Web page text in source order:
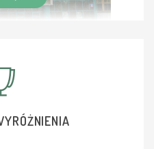
(PTGO) ,